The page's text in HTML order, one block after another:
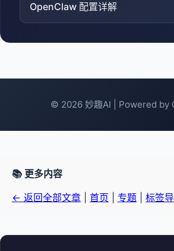
OpenClaw 配置详解
© 2026 妙趣AI | Powered by
📚 更多内容
← 返回全部文章
首页 专题 标签